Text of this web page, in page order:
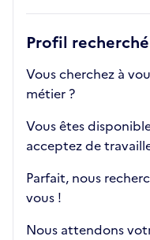
Profil
Vous cherchez à
métier ?
Vous êtes
acceptez de
Parfait, nous
vous !
Nous attendons